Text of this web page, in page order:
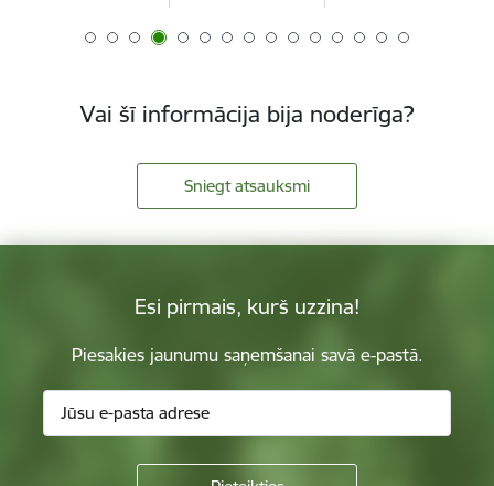
Vai šī informācija bija noderīga?
Sniegt atsauksmi
Esi pirmais, kurš uzzina!
Piesakies jaunumu saņemšanai savā e-pastā.